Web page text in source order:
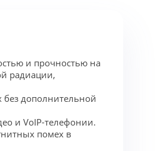
и прочностью на
радиации,
без дополнительной
и VoIP-телефонии.
помех в